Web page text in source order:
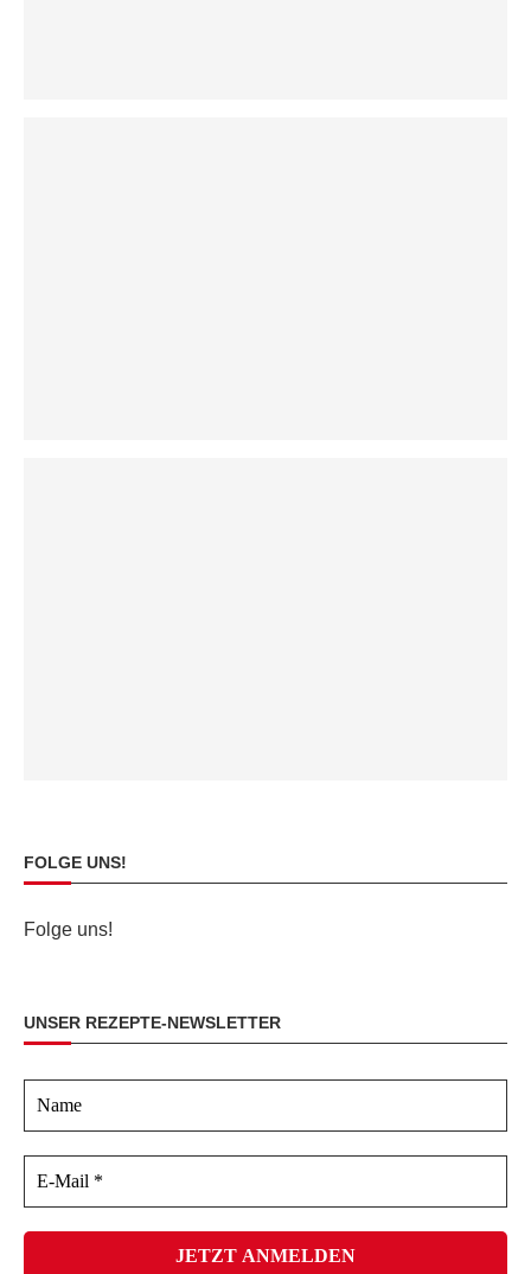
FOLGE UNS!
Folge uns!
UNSER REZEPTE-NEWSLETTER